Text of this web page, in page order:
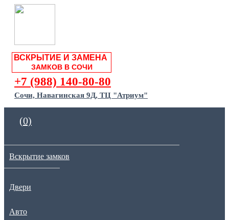
ВСКРЫТИЕ И ЗАМЕНА
ЗАМКОВ В СОЧИ
+7 (988) 140-80-80
Сочи, Навагинская 9Д, ТЦ "Атриум"
(0)
Вскрытие замков
Двери
Авто